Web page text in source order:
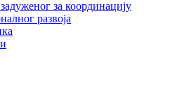
за координацију
развоја